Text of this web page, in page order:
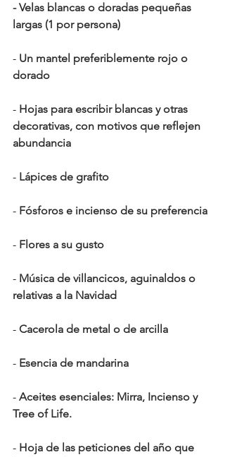
- Velas blancas o doradas pequeñas
largas (1 por persona)
- Un mantel preferiblemente rojo o
dorado
- Hojas para escribir blancas y otras
decorativas, con motivos que reflejen
abundancia
- Lápices de grafito
- Fósforos e incienso de su preferencia
- Flores a su gusto
- Música de villancicos, aguinaldos o
relativas a la Navidad
- Cacerola de metal o de arcilla
- Esencia de mandarina
- Aceites esenciales: Mirra, Incienso y
Tree of Life.
- Hoja de las peticiones del año que